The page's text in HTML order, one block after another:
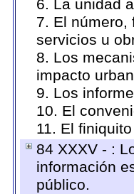
6. La unidad
7. El número,
servicios u
8. Los
impacto
9. Los
10. El
11. El finiquito
84 XXXV - :
información
público.